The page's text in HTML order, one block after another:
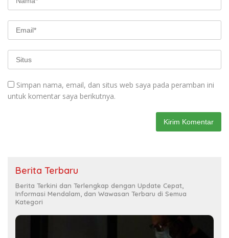
Simpan nama, email, dan situs web saya pada peramban ini
untuk komentar saya berikutnya.
Berita Terbaru
Berita Terkini dan Terlengkap dengan Update Cepat,
Informasi Mendalam, dan Wawasan Terbaru di Semua
Kategori